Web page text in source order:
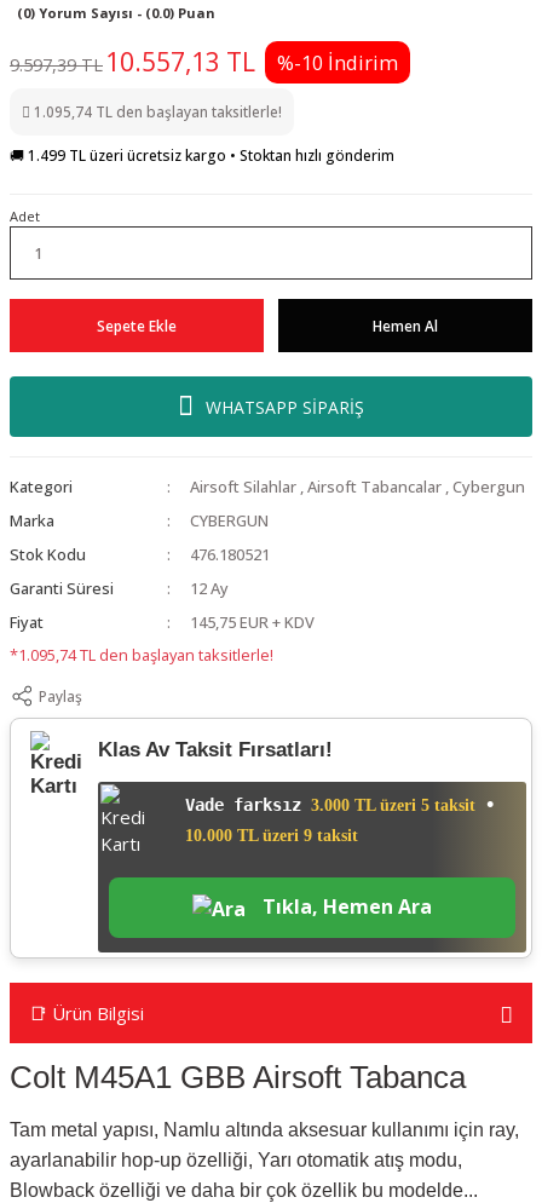
(0) Yorum Sayısı - (0.0) Puan
9.597,39 TL 10.557,13 TL %-10 İndirim
1.095,74 TL den başlayan taksitlerle!
🚚 1.499 TL üzeri ücretsiz kargo • Stoktan hızlı gönderim
Adet
Sepete Ekle Hemen Al
WHATSAPP SİPARİŞ
Kategori Airsoft Silahlar ,Airsoft Tabancalar ,Cybergun
Marka
CYBERGUN
Stok Kodu
476.180521
Garanti Süresi
12 Ay
Fiyat
145,75 EUR + KDV
*1.095,74 TL den başlayan taksitlerle!
Paylaş
Klas Av Taksit Fırsatları!
Vade farksız 3.000 TL üzeri 5 taksit •
10.000 TL üzeri 9 taksit
Tıkla, Hemen Ara
📑 Ürün Bilgisi
Colt M45A1 GBB Airsoft Tabanca
Tam metal yapısı, Namlu altında aksesuar kullanımı için ray,
ayarlanabilir hop-up özelliği, Yarı otomatik atış modu,
Blowback özelliği ve daha bir çok özellik bu modelde...